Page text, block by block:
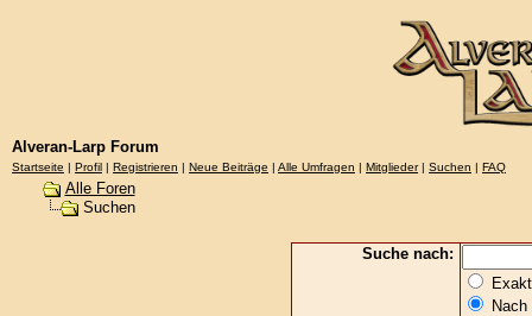
Alveran-Larp Forum
Startseite | Profil | Registrieren | Neue Beiträge | Alle Umfragen | Mitglieder| Suchen | FAQ
Alle Foren
Suchen
Suche nach: